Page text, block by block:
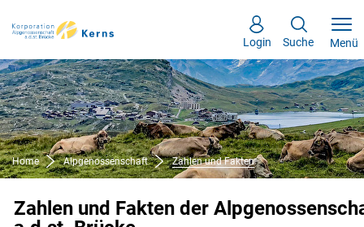
Menü
Suche
Login
Home Alpgenossenschaft Zahlen und Fakten(ausgewählt)
Zahlen und Fakten der